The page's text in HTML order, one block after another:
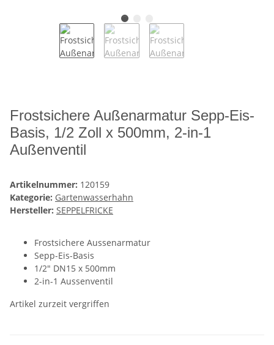
Frostsichere Außenarmatur Sepp-Eis-
Basis, 1/2 Zoll x 500mm, 2-in-1
Außenventil
Artikelnummer: 120159
Kategorie: Gartenwasserhahn
Hersteller: SEPPELFRICKE
Frostsichere Aussenarmatur
Sepp-Eis-Basis
1/2" DN15 x 500mm
2-in-1 Aussenventil
Artikel zurzeit vergriffen